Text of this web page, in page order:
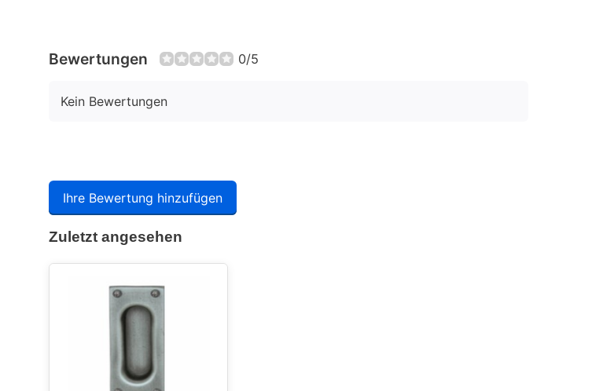
Bewertungen 0/5
Kein Bewertungen
Ihre Bewertung hinzufügen
Zuletzt angesehen